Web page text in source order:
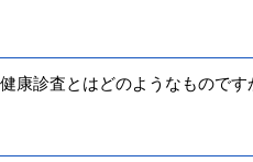
康診査とはどのようなものです